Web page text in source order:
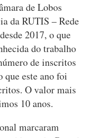
de Lobos
da RUTIS – Rede
2017, o que
do trabalho
de inscritos
que este ano foi
O valor mais
10 anos.
marcaram